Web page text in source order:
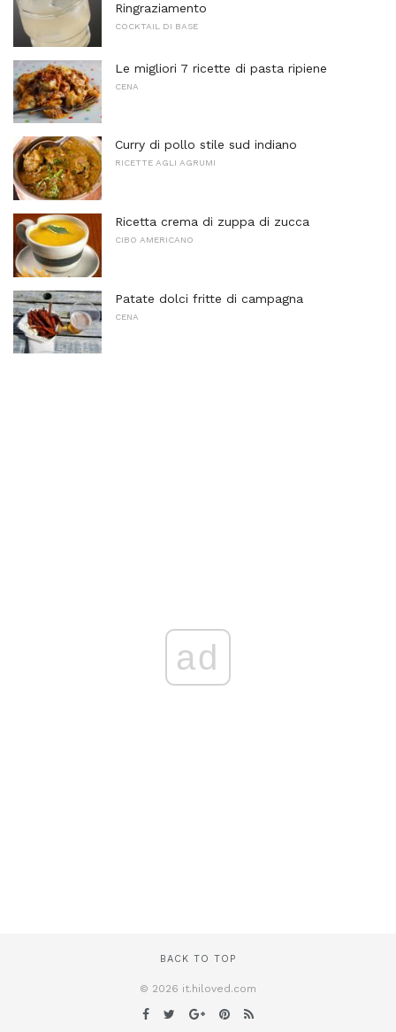
Ringraziamento
COCKTAIL DI BASE
Le migliori 7 ricette di pasta ripiene
CENA
Curry di pollo stile sud indiano
RICETTE AGLI AGRUMI
Ricetta crema di zuppa di zucca
CIBO AMERICANO
Patate dolci fritte di campagna
CENA
ad
BACK TO TOP
© 2026 it.hiloved.com